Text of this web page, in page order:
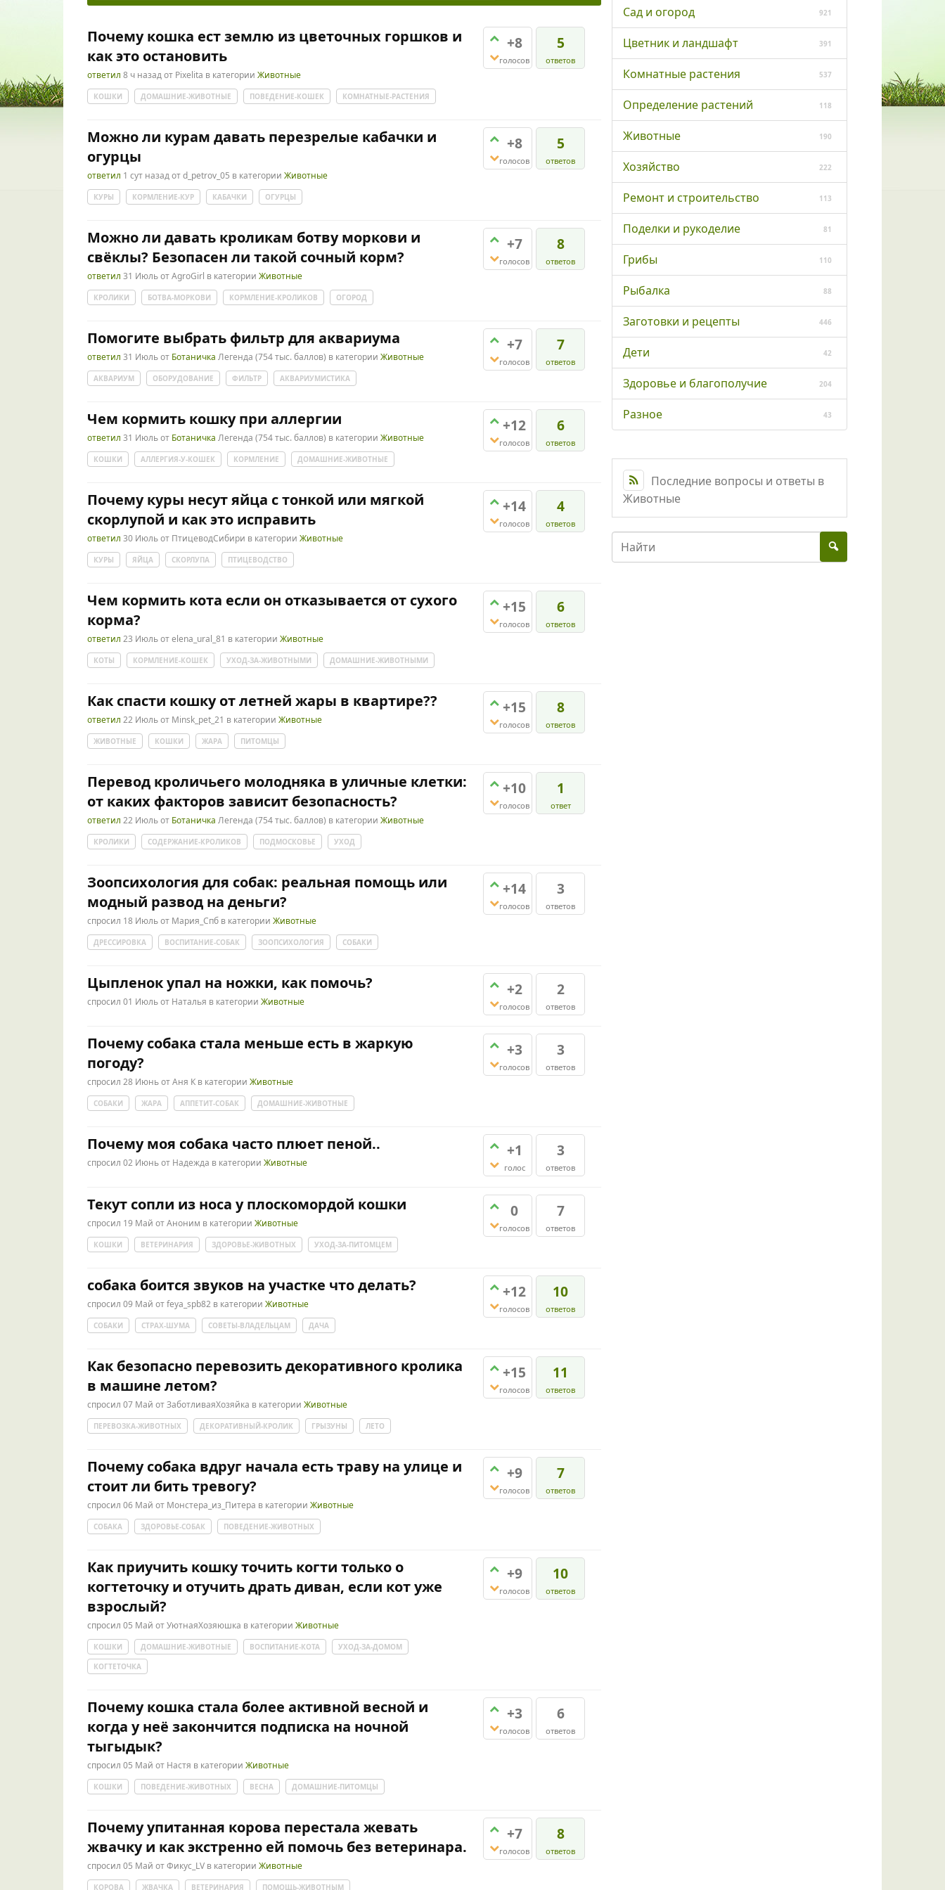
+8
голосов
5
ответов
Почему кошка ест землю из цветочных горшков и
как это остановить
ответил 8 ч назадот Pixelita в категории Животные
КОШКИ ДОМАШНИЕ-ЖИВОТНЫЕ ПОВЕДЕНИЕ-КОШЕК КОМНАТНЫЕ-РАСТЕНИЯ
+8
голосов
5
ответов
Можно ли курам давать перезрелые кабачки и
огурцы
ответил 1 сут назадотd_petrov_05 в категории Животные
КУРЫ КОРМЛЕНИЕ-КУР КАБАЧКИ ОГУРЦЫ
+7
голосов
8
ответов
Можно ли давать кроликам ботву моркови и
свёклы? Безопасен ли такой сочный корм?
ответил 31 ИюльотAgroGirl в категории Животные
КРОЛИКИ БОТВА-МОРКОВИ КОРМЛЕНИЕ-КРОЛИКОВ ОГОРОД
+7
голосов
7
ответов
Помогите выбрать фильтр для аквариума
ответил 31 Июльот Ботаничка Легенда (754 тыс.баллов) в категории Животные
АКВАРИУМ ОБОРУДОВАНИЕ ФИЛЬТР АКВАРИУМИСТИКА
+12
голосов
6
ответов
Чем кормить кошку при аллергии
ответил 31 Июльот Ботаничка Легенда (754 тыс.баллов) в категории Животные
КОШКИ АЛЛЕРГИЯ-У-КОШЕК КОРМЛЕНИЕ ДОМАШНИЕ-ЖИВОТНЫЕ
+14
голосов
4
ответов
Почему куры несут яйца с тонкой или мягкой
скорлупой и как это исправить
ответил 30 Июльот ПтицеводСибири в категории Животные
КУРЫ ЯЙЦА СКОРЛУПА ПТИЦЕВОДСТВО
+15
голосов
6
ответов
Чем кормить кота если он отказывается от сухого
корма?
ответил 23 Июльотelena_ural_81 в категории Животные
КОТЫ КОРМЛЕНИЕ-КОШЕК УХОД-ЗА-ЖИВОТНЫМИ ДОМАШНИЕ-ЖИВОТНЫМИ
+15
голосов
8
ответов
Как спасти кошку от летней жары в квартире??
ответил 22 Июльот Minsk_pet_21 в категории Животные
ЖИВОТНЫЕ КОШКИ ЖАРА ПИТОМЦЫ
+10
голосов
1
ответ
Перевод кроличьего молодняка в уличные клетки:
от каких факторов зависит безопасность?
ответил 22 Июльот Ботаничка Легенда (754 тыс.баллов) в категории Животные
КРОЛИКИ СОДЕРЖАНИЕ-КРОЛИКОВ ПОДМОСКОВЬЕ УХОД
+14
голосов
3
ответов
Зоопсихология для собак: реальная помощь или
модный развод на деньги?
спросил 18 Июльот Мария_Спб в категории Животные
ДРЕССИРОВКА ВОСПИТАНИЕ-СОБАК ЗООПСИХОЛОГИЯ СОБАКИ
+2
голосов
2
ответов
Цыпленок упал на ножки, как помочь?
спросил 01 Июльот Наталья в категории Животные
+3
голосов
3
ответов
Почему собака стала меньше есть в жаркую
погоду?
спросил 28 ИюньотАня К в категории Животные
СОБАКИ ЖАРА АППЕТИТ-СОБАК ДОМАШНИЕ-ЖИВОТНЫЕ
+1
голос
3
ответов
Почему моя собака часто плюет пеной..
спросил 02 Июньот Надежда в категории Животные
0
голосов
7
ответов
Текут сопли из носа у плоскомордой кошки
спросил 19 Май отАноним в категории Животные
КОШКИ ВЕТЕРИНАРИЯ ЗДОРОВЬЕ-ЖИВОТНЫХ УХОД-ЗА-ПИТОМЦЕМ
+12
голосов
10
ответов
собака боится звуков на участке что делать?
спросил 09 Май отfeya_spb82 в категории Животные
СОБАКИ СТРАХ-ШУМА СОВЕТЫ-ВЛАДЕЛЬЦАМ ДАЧА
+15
голосов
11
ответов
Как безопасно перевозить декоративного кролика
в машине летом?
спросил 07 Май отЗаботливаяХозяйка в категории Животные
ПЕРЕВОЗКА-ЖИВОТНЫХ ДЕКОРАТИВНЫЙ-КРОЛИК ГРЫЗУНЫ ЛЕТО
+9
голосов
7
ответов
Почему собака вдруг начала есть траву на улице и
стоит ли бить тревогу?
спросил 06 Май от Монстера_из_Питера в категории Животные
СОБАКА ЗДОРОВЬЕ-СОБАК ПОВЕДЕНИЕ-ЖИВОТНЫХ
+9
голосов
10
ответов
Как приучить кошку точить когти только о
когтеточку и отучить драть диван, если кот уже
взрослый?
спросил 05 Май отУютнаяХозяюшка в категории Животные
КОШКИ ДОМАШНИЕ-ЖИВОТНЫЕ ВОСПИТАНИЕ-КОТА
УХОД-ЗА-ДОМОМ
КОГТЕТОЧКА
+3
голосов
6
ответов
Почему кошка стала более активной весной и
когда у неё закончится подписка на ночной
тыгыдык?
спросил 05 Май от Настя в категории Животные
КОШКИ ПОВЕДЕНИЕ-ЖИВОТНЫХ ВЕСНА ДОМАШНИЕ-ПИТОМЦЫ
+7
голосов
8
ответов
Почему упитанная корова перестала жевать
жвачку и как экстренно ей помочь без ветеринара.
спросил 05 Май отФикус_LV в категории Животные
КОРОВА ЖВАЧКА ВЕТЕРИНАРИЯ ПОМОЩЬ-ЖИВОТНЫМ
Сад и огород 921
Цветник и ландшафт 391
Комнатные растения 537
Определение растений 118
Животные 190
Хозяйство 222
Ремонт и строительство 113
Поделки и рукоделие 81
Грибы 110
Рыбалка 88
Заготовки и рецепты 446
Дети 42
Здоровье и благополучие 204
Разное 43
Последние вопросы и ответы в
Животные